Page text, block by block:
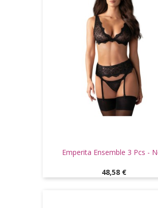
Emperita Ensemble 3 Pcs -
Prix
48,58 €